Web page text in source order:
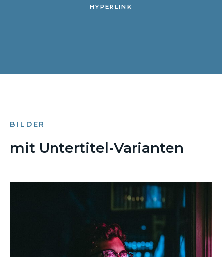
HYPERLINK
BILDER
mit Untertitel-Varianten